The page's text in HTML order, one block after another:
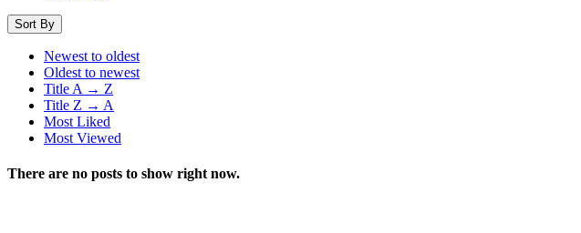
Sort By
Newest to oldest
Oldest to newest
Title A → Z
Title Z → A
Most Liked
Most Viewed
There are no posts to show right now.